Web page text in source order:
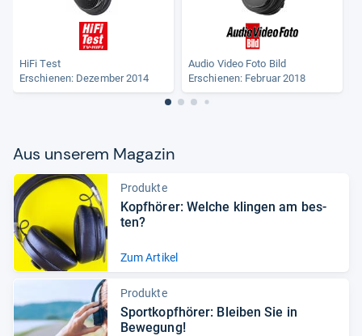
HiFi Test
Erschienen: Dezember 2014
Audio Video Foto Bild
Erschienen: Februar 2018
Aus unse­rem Maga­zin
Produkte
Kopf­hö­rer: Wel­che klin­gen am bes­
ten?
Zum Artikel
Produkte
Sport­kopf­hö­rer: Blei­ben Sie in
Bewe­gung!